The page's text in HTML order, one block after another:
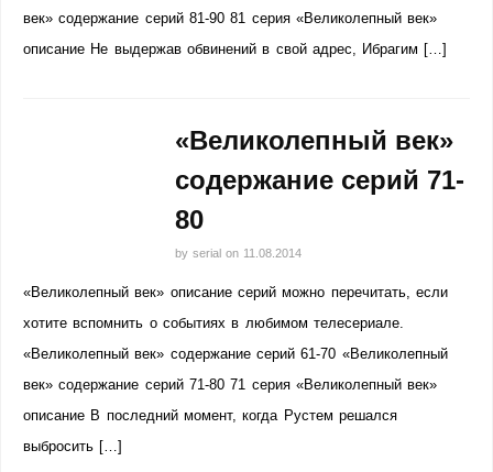
век» содержание серий 81-90 81 серия «Великолепный век»
описание Не выдержав обвинений в свой адрес, Ибрагим […]
«Великолепный век»
содержание серий 71-
80
by serial on 11.08.2014
«Великолепный век» описание серий можно перечитать, если
хотите вспомнить о событиях в любимом телесериале.
«Великолепный век» содержание серий 61-70 «Великолепный
век» содержание серий 71-80 71 серия «Великолепный век»
описание В последний момент, когда Рустем решался
выбросить […]